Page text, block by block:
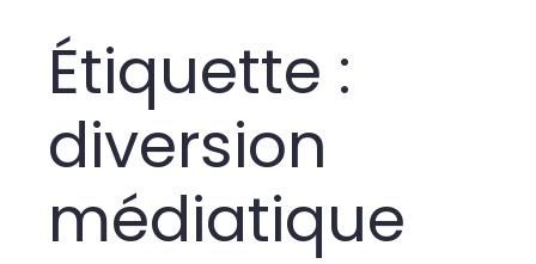
Étiquette :
diversion
médiatique